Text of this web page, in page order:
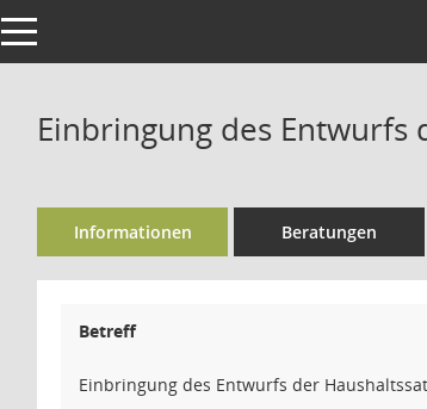
Toggle navigation
Einbringung des Entwurfs
Informationen Beratungen
Betreff
Einbringung des Entwurfs der